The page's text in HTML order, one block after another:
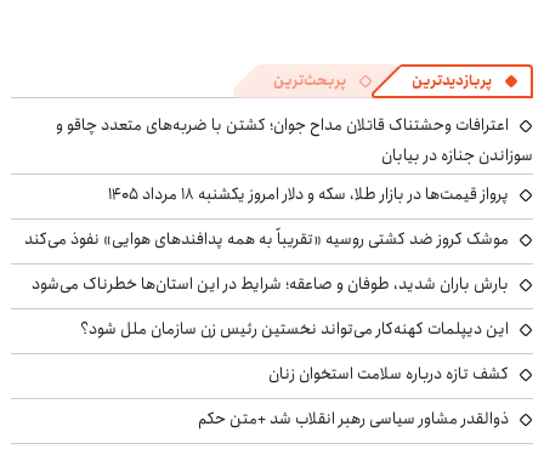
پربازدیدترین پربحث‌ترین
اعترافات وحشتناک قاتلان مداح جوان؛ کشتن با ضربه‌های متعدد چاقو و
سوزاندن جنازه در بیابان
پرواز قیمت‌ها در بازار طلا، سکه و دلار امروز یکشنبه ۱۸ مرداد ۱۴۰۵
موشک کروز ضد کشتی روسیه «تقریباً به همه پدافندهای هوایی» نفوذ می‌کند
بارش باران شدید، طوفان و صاعقه؛ شرایط در این استان‌ها خطرناک می‌شود
این دیپلمات کهنه‌کار می‌تواند نخستین رئیس زن سازمان ملل شود؟
کشف تازه درباره سلامت استخوان زنان
ذوالقدر مشاور سیاسی رهبر انقلاب شد +متن حکم